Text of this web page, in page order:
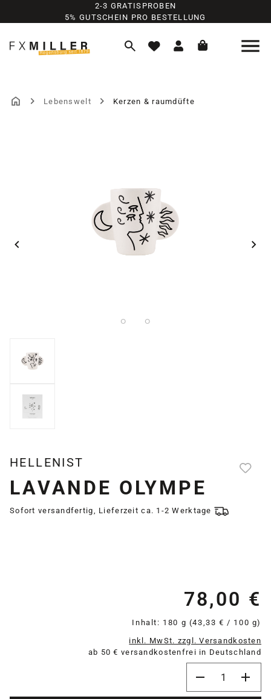
Zum Hauptinhalt springen
2-3 GRATISPROBEN
5% GUTSCHEIN PRO BESTELLUNG
Lebenswelt Kerzen & raumdüfte
HELLENIST
LAVANDE OLYMPE
Sofort versandfertig, Lieferzeit ca. 1-2 Werktage
78,00 €
Inhalt: 180 g (43,33 € / 100 g)
inkl. MwSt. zzgl. Versandkosten
ab 50 € versandkostenfrei in Deutschland